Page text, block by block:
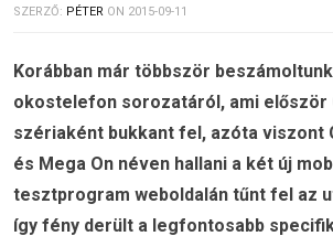
SZERZŐ: PÉTER ON 2015-09-11
Korábban már többször
okostelefon sorozatáról, ami először
szériaként bukkant fel, azóta viszont
és Mega On néven hallani a két új
tesztprogram weboldalán tűnt fel az
így fény derült a legfontosabb